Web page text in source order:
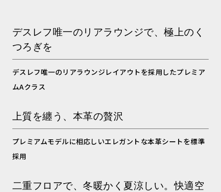
デスレフ唯一のリアラウンジで、極上のく
つろぎを
デスレフ唯一のリアラウンジレイアウトを採用したプレミア
ムAクラス
上質を纏う、本革の贅沢
プレミアムモデルに相応しいエレガントな本革シートを標準
採用
二重フロアで、冬暖かく夏涼しい。快適空